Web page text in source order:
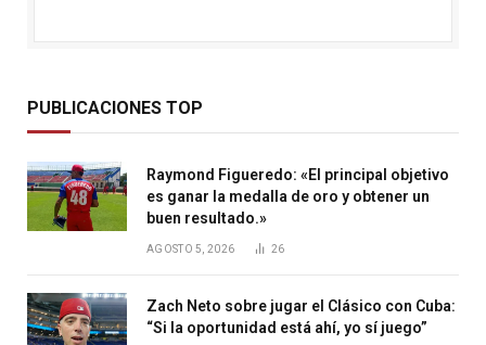
PUBLICACIONES TOP
Raymond Figueredo: «El principal objetivo
es ganar la medalla de oro y obtener un
buen resultado.»
AGOSTO 5, 2026 26
Zach Neto sobre jugar el Clásico con Cuba:
“Si la oportunidad está ahí, yo sí juego”